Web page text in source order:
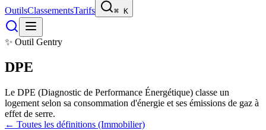
OutilsClassementsTarifs ⌘ K
✨ Outil Gentry
DPE
Le DPE (Diagnostic de Performance Énergétique) classe un
logement selon sa consommation d'énergie et ses émissions de gaz à
effet de serre.
← Toutes les définitions (Immobilier)